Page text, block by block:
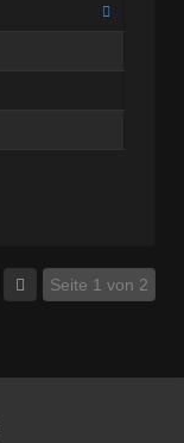
Seite 1 von 2